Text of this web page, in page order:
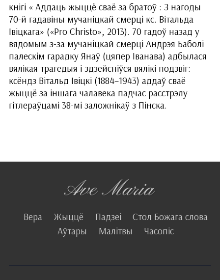
кнігі « Аддаць жыццё сваё за братоў : З нагоды
70-й гадавіны мучаніцкай смерці кс. Вітальда
Івіцкага» («Pro Christo», 2013). 70 гадоў назад у
вядомым з-за мучаніцкай смерці Андрэя Баболі
палескім гарадку Янаў (цяпер Іванава) адбылася
вялікая трагедыя і здзейсніўся вялікі подзвіг:
ксёндз Вітальд Івіцкі (1884–1943) аддаў сваё
жыццё за іншага чалавека падчас расстрэлу
гітлераўцамі 38-мі заложнікаў з Пінска.
Вера Жыццё Падзеі
Стол Божага слова
Аўтары
Малітвы Часопіс